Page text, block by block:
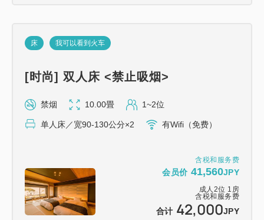
机和平板电脑。
* 下午2点起可提前入住。
* 为女士提供多款色彩缤纷的浴衣（日式夏季和服）供
您选择。 （房间内提供腰带和羽织。）
含税和服务费
会员价 41,560JPY
成人 2位 1 房
含税和服务费
合计 42,000JPY
床 我可以看到火车
[时尚] 双人床 <禁止吸烟>
禁烟 10.00畳 1~2位
单人床／宽90-130公分×2 有Wifi（免费）